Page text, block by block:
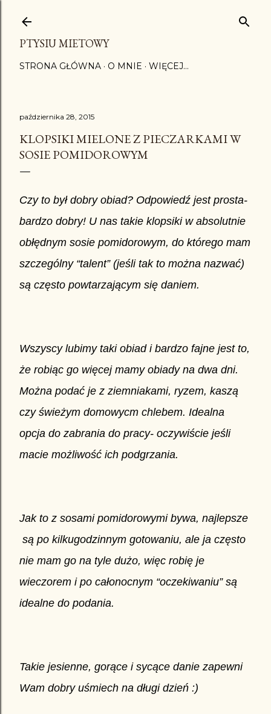
PTYSIU MIETOWY
STRONA GŁÓWNA O MNIE WIĘCEJ…
października 28, 2015
KLOPSIKI MIELONE Z PIECZARKAMI W
SOSIE POMIDOROWYM
Czy to był dobry obiad? Odpowiedź jest prosta-
bardzo dobry! U nas takie klopsiki w absolutnie
obłędnym sosie pomidorowym, do którego mam
szczególny “talent” (jeśli tak to można nazwać)
są często powtarzającym się daniem.
Wszyscy lubimy taki obiad i bardzo fajne jest to,
że robiąc go więcej mamy obiady na dwa dni.
Można podać je z ziemniakami, ryzem, kaszą
czy świeżym domowycm chlebem. Idealna
opcja do zabrania do pracy- oczywiście jeśli
macie możliwość ich podgrzania.
Jak to z sosami pomidorowymi bywa, najlepsze
są po kilkugodzinnym gotowaniu, ale ja często
nie mam go na tyle dużo, więc robię je
wieczorem i po całonocnym “oczekiwaniu” są
idealne do podania.
Takie jesienne, gorące i sycące danie zapewni
Wam dobry uśmiech na długi dzień :)